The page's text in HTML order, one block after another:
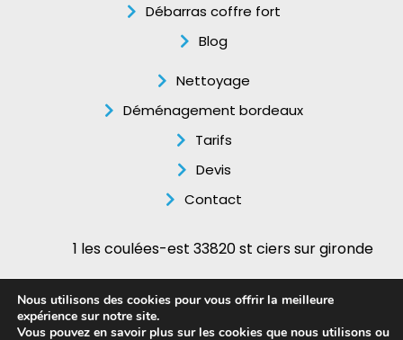
Débarras coffre fort
Blog
Nettoyage
Déménagement bordeaux
Tarifs
Devis
Contact
1 les coulées-est 33820 st ciers sur gironde
Mentions légales–Politique de confidentialité–Plan du
Nous utilisons des cookies pour vous offrir la meilleure
expérience sur notre site.
Vous pouvez en savoir plus sur les cookies que nous utilisons ou